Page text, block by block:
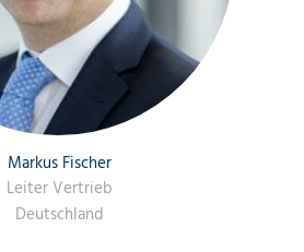
Markus Fischer
Leiter Vertrieb
Deutschland